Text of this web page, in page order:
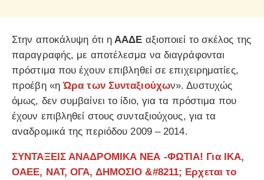
Στην αποκάλυψη ότι η ΑΑΔΕ αξιοποιεί το σκέλος της
παραγραφής, με αποτέλεσμα να διαγράφονται
πρόστιμα που έχουν επιβληθεί σε επιχειρηματίες,
προέβη «ηΏρα των Συνταξιούχων». Δυστυχώς
όμως, δεν συμβαίνει το ίδιο, για τα πρόστιμα που
έχουν επιβληθεί στους συνταξιούχους, για τα
αναδρομικά της περιόδου 2009 – 2014.
ΣΥΝΤΑΞΕΙΣ ΑΝΑΔΡΟΜΙΚΑ ΝΕΑ -ΦΩΤΙΑ! Για ΙΚΑ,
ΟΑΕΕ, ΝΑΤ, ΟΓΑ, ΔΗΜΟΣΙΟ &#8211; Ερχεται το